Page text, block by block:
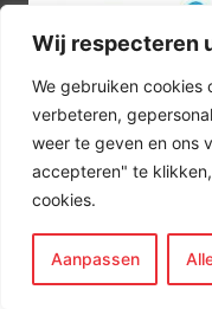
Wij respecteren
We gebruiken cookies
verbeteren,
weer te geven en ons
accepteren" te
cookies.
Aanpassen
©